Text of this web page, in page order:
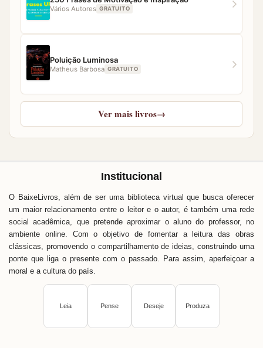
Vários Autores GRATUITO
Poluição Luminosa
Matheus Barbosa GRATUITO
Ver mais livros→
Institucional
O BaixeLivros, além de ser uma biblioteca virtual que busca oferecer
um maior relacionamento entre o leitor e o autor, é também uma rede
social acadêmica, que pretende aproximar o aluno do professor, no
ambiente online. Com o objetivo de fomentar a leitura das obras
clássicas, promovendo o compartilhamento de ideias, construindo uma
ponte que liga o presente com o passado. Para assim, aperfeiçoar a
moral e a cultura do país.
Leia Pense Deseje Produza